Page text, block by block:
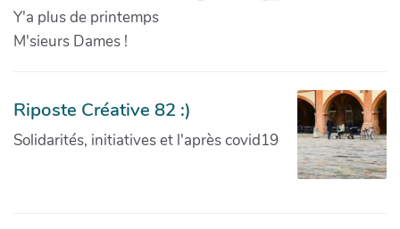
Y'a plus de printemps
M'sieurs Dames !
Riposte Créative 82 :)
Solidarités, initiatives et l'après covid19